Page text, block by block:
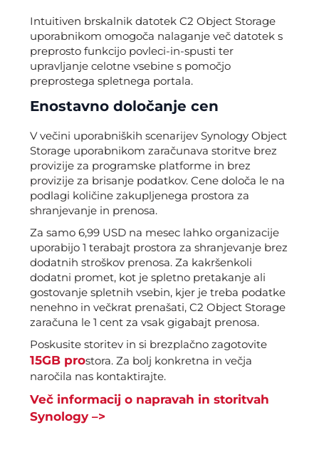
Intuitiven brskalnik datotek C2 Object Storage
uporabnikom omogoča nalaganje več datotek s
preprosto funkcijo povleci-in-spusti ter
upravljanje celotne vsebine s pomočjo
preprostega spletnega portala.
Enostavno določanje cen
V večini uporabniških scenarijev Synology Object
Storage uporabnikom zaračunava storitve brez
provizije za programske platforme in brez
provizije za brisanje podatkov. Cene določa le na
podlagi količine zakupljenega prostora za
shranjevanje in prenosa.
Za samo 6,99 USD na mesec lahko organizacije
uporabijo 1 terabajt prostora za shranjevanje brez
dodatnih stroškov prenosa. Za kakršenkoli
dodatni promet, kot je spletno pretakanje ali
gostovanje spletnih vsebin, kjer je treba podatke
nenehno in večkrat prenašati, C2 Object Storage
zaračuna le 1 cent za vsak gigabajt prenosa.
Poskusite storitev in si brezplačno zagotovite
15GB prostora. Za bolj konkretna in večja
naročila nas kontaktirajte.
Več informacij o napravah in storitvah
Synology –>